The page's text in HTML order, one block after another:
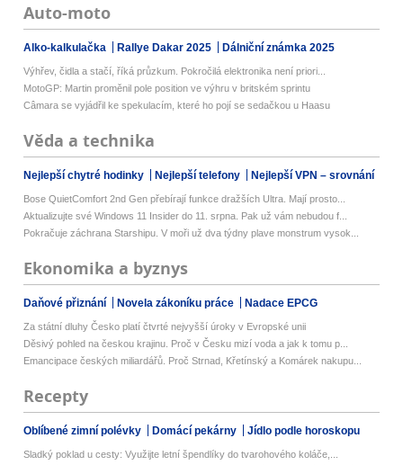
Auto-moto
Alko-kalkulačka Rallye Dakar 2025 Dálniční známka 2025
Výhřev, čidla a stačí, říká průzkum. Pokročilá elektronika není priori...
MotoGP: Martin proměnil pole position ve výhru v britském sprintu
Câmara se vyjádřil ke spekulacím, které ho pojí se sedačkou u Haasu
Věda a technika
Nejlepší chytré hodinky Nejlepší telefony Nejlepší VPN – srovnání
Bose QuietComfort 2nd Gen přebírají funkce dražších Ultra. Mají prosto...
Aktualizujte své Windows 11 Insider do 11. srpna. Pak už vám nebudou f...
Pokračuje záchrana Starshipu. V moři už dva týdny plave monstrum vysok...
Ekonomika a byznys
Daňové přiznání Novela zákoníku práce Nadace EPCG
Za státní dluhy Česko platí čtvrté nejvyšší úroky v Evropské unii
Děsivý pohled na českou krajinu. Proč v Česku mizí voda a jak k tomu p...
Emancipace českých miliardářů. Proč Strnad, Křetínský a Komárek nakupu...
Recepty
Oblíbené zimní polévky Domácí pekárny Jídlo podle horoskopu
Sladký poklad u cesty: Využijte letní špendlíky do tvarohového koláče,...